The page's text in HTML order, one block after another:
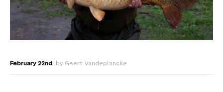
February 22nd by Geert Vandeplancke